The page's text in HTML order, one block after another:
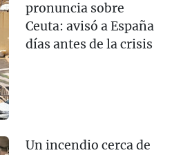
pronuncia sobre
Ceuta: avisó a España
días antes de la crisis
Un incendio cerca de